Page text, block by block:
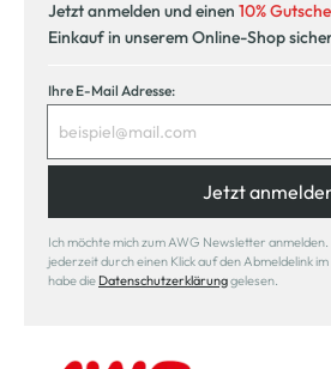
Jetzt anmelden und einen 10%
Einkauf in unserem Online-Shop
Ihre E-Mail Adresse:
Jetzt
Ich möchte mich zum AWG Newsletter anmelden.
jederzeit durch einen Klick auf den Abmeldelink
habe die Datenschutzerklärunggelesen.